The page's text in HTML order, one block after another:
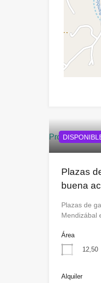
Propiedades
Plazas
buena
Plazas de
Mendizábal
Área
12,50
Alquiler